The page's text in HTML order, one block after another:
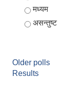
मध्यम
असन्तुष्ट
Older polls
Results